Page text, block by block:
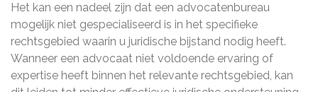
Het kan een nadeel zijn dat een advocatenbureau
mogelijk niet gespecialiseerd is in het specifieke
rechtsgebied waarin u juridische bijstand nodig heeft.
Wanneer een advocaat niet voldoende ervaring of
expertise heeft binnen het relevante rechtsgebied, kan